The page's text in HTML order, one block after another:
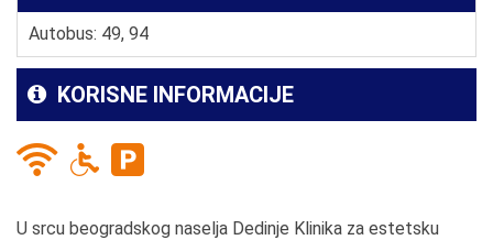
Autobus: 49, 94
KORISNE INFORMACIJE
U srcu beogradskog naselja Dedinje Klinika za estetsku